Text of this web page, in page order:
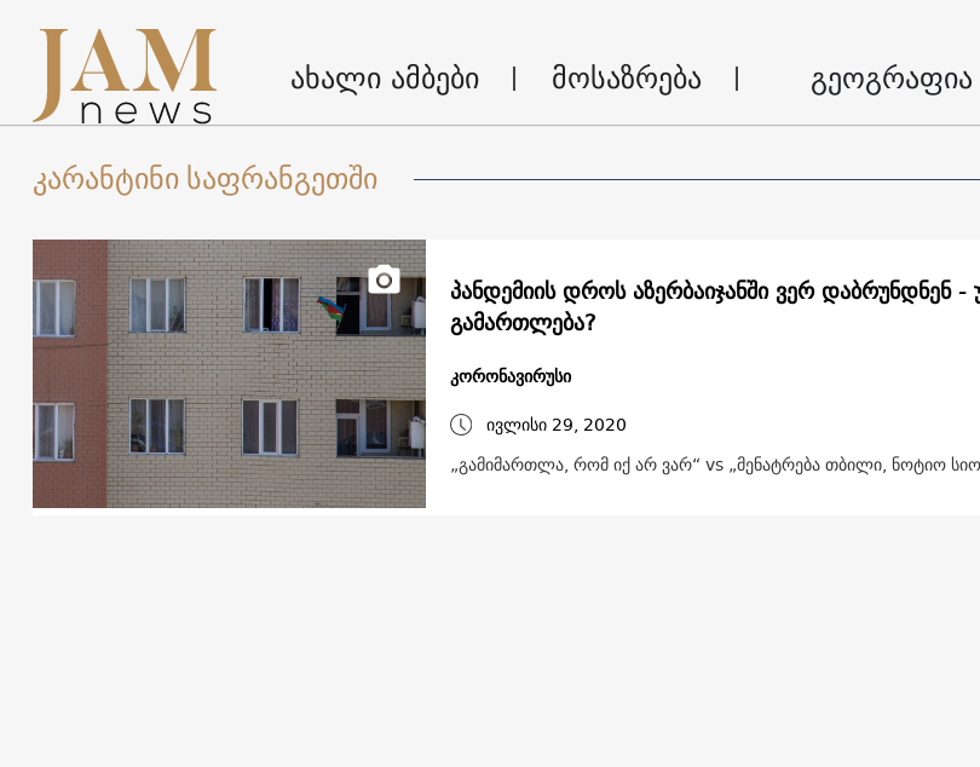
ახალი ამბები მოსაზრება გეოგრაფია
კარანტინი საფრანგეთში
პანდემიის დროს აზერბაიჯანში ვერ დაბრუნდნენ -
გამართლება?
კორონავირუსი
ივლისი 29, 2020
„გამიმართლა, რომ იქ არ ვარ“ vs „მენატრება თბილი, ნოტიო